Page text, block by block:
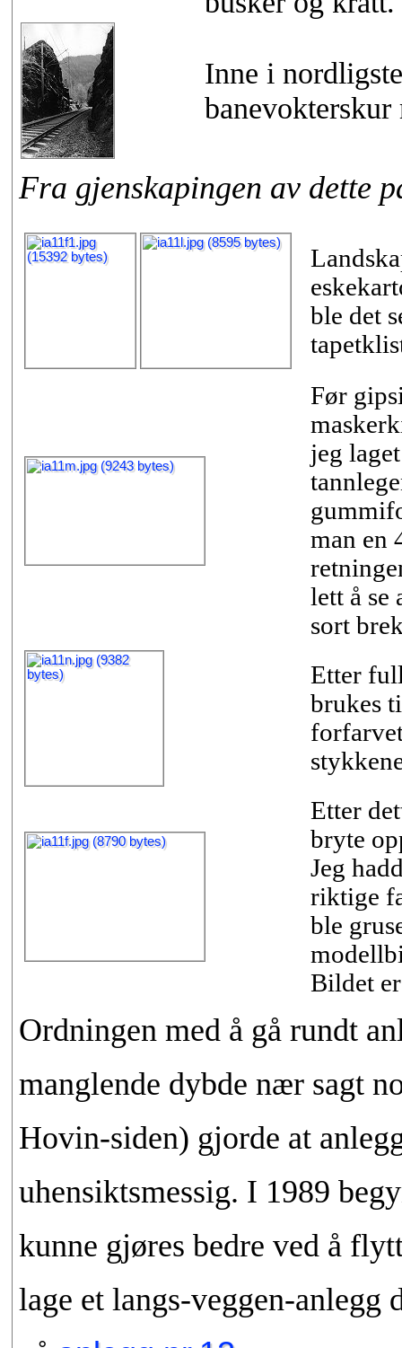
Inne i
Fra gjenskapingen av dette
ble det
Før
jeg
man en
lett å se
sort
Etter
brukes
Etter
bryte
Jeg
riktige
ble
Bildet
Ordningen med å gå rundt
manglende dybde nær sagt
Hovin-siden) gjorde at
uhensiktsmessig. I 1989
kunne gjøres bedre ved å
lage et langs-veggen-